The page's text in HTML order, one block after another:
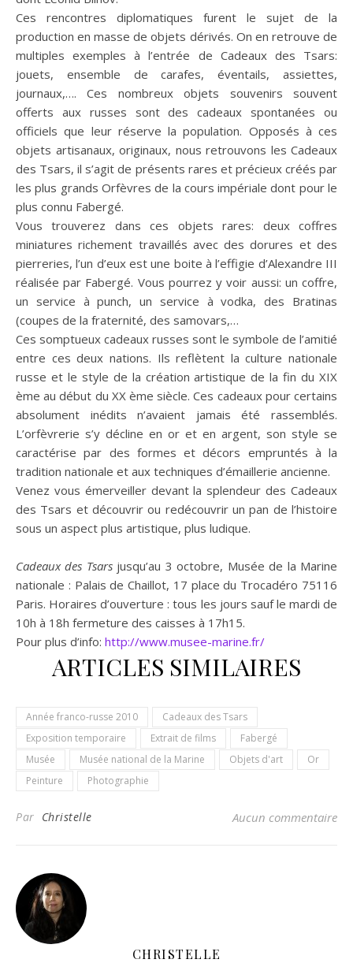
Ces rencontres diplomatiques furent le sujet de la
production en masse de objets dérivés. On en retrouve de
multiples exemples à l’entrée de Cadeaux des Tsars:
jouets, ensemble de carafes, éventails, assiettes,
journaux,…. Ces nombreux objets souvenirs souvent
offerts aux russes sont des cadeaux spontanées ou
officiels que leur réserve la population. Opposés à ces
objets artisanaux, originaux, nous retrouvons les Cadeaux
des Tsars, il s’agit de présents rares et précieux créés par
les plus grands Orfèvres de la cours impériale dont pour le
plus connu Fabergé.
Vous trouverez dans ces objets rares: deux coffres
miniatures richement travaillés avec des dorures et des
pierreries, l’un d’eux est une boite à l’effigie d’Alexandre III
réalisée par Fabergé. Vous pourrez y voir aussi: un coffre,
un service à punch, un service à vodka, des Bratinas
(coupes de la fraternité, des samovars,…
Ces somptueux cadeaux russes sont le symbole de l’amitié
entre ces deux nations. Ils reflètent la culture nationale
russe et le style de la création artistique de la fin du XIX
ème au début du XX ème siècle. Ces cadeaux pour certains
absolument inédits n’avaient jamais été rassemblés.
L’orfèvrerie s’y décline en or et en argent, son style se
caractérise par des formes et décors empruntés à la
tradition nationale et aux techniques d’émaillerie ancienne.
Venez vous émerveiller devant la splendeur des Cadeaux
des Tsars et découvrir ou redécouvrir un pan de l’histoire
sous un aspect plus artistique, plus ludique.
Cadeaux des Tsars jusqu’au 3 octobre, Musée de la Marine
nationale : Palais de Chaillot, 17 place du Trocadéro 75116
Paris. Horaires d’ouverture : tous les jours sauf le mardi de
10h à 18h fermeture des caisses à 17h15.
Pour plus d’info: http://www.musee-marine.fr/
ARTICLES SIMILAIRES
Année franco-russe 2010
Cadeaux des Tsars
Exposition temporaire
Extrait de films
Fabergé
Musée
Musée national de la Marine Objets d'art
Or
Peinture
Photographie
Par Christelle Aucun commentaire
CHRISTELLE